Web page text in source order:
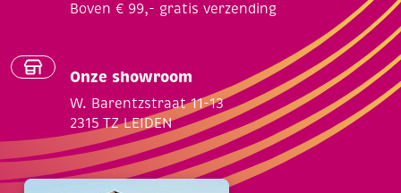
Boven € 99,- gratis verzending
Onze showroom
W. Barentzstraat 11-13
2315 TZ LEIDEN